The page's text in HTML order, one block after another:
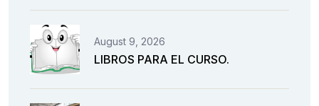
August 9, 2026
LIBROS PARA EL CURSO.